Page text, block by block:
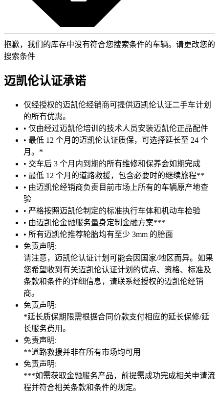
抱歉，我们的库存中没有符合您搜索条件的车辆。请更改您的
搜索条件
迈凯伦认证承诺
仅经授权的迈凯伦经销商可提供迈凯伦认证二手车计划
的所有优惠。
• 仅由经过迈凯伦培训的技术人员安装迈凯伦正品配件
• 最低 12 个月的迈凯伦认证质保，可选择延长至 24 个
月。*
• 交车后 3 个月内到期的所有维修和保养会如期完成
• 最低 12 个月的道路救援，包含必要时的继续旅程**
• 由迈凯伦经销商负责目前市场上所有的车辆原产地查
验
• 严格按照迈凯伦制定的标准执行车体和机动车检验
• 由迈凯伦金融服务量身定制金融方案***
• 所有迈凯伦推荐轮胎均有至少 3mm 的胎面
免责声明:
请注意，迈凯伦认证计划可能会因国家/地区而异。如果
您希望收到有关迈凯伦认证计划的优点、资格、标准及
条款和条件的详细信息，请联系经授权的迈凯伦经销
商。
免责声明:
*延长质保期限需根据合同价款支付相应的延长保修/延
长服务费用。
免责声明:
**道路救援并非在所有市场均可用
免责声明:
***如需获取金融服务产品，前提需成功完成相关申请流
程并符合相关条款和条件的规定。